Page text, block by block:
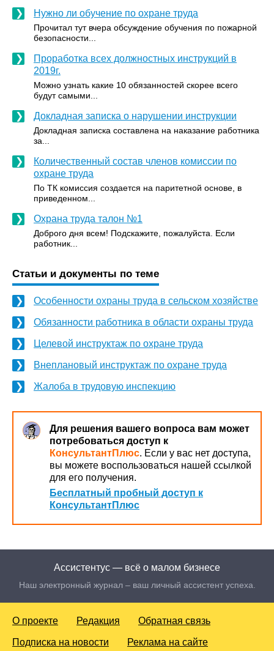
Нужно ли обучение по охране труда
Прочитал тут вчера обсуждение обучения по пожарной
безопасности...
Проработка всех должностных инструкций в
2019г.
Можно узнать какие 10 обязанностей скорее всего
будут самыми...
Докладная записка о нарушении инструкции
Докладная записка составлена на наказание работника
за...
Количественный состав членов комиссии по
охране труда
По ТК комиссия создается на паритетной основе, в
приведенном...
Охрана труда талон №1
Доброго дня всем! Подскажите, пожалуйста. Если
работник...
Статьи и документы по теме
Особенности охраны труда в сельском хозяйстве
Обязанности работника в области охраны труда
Целевой инструктаж по охране труда
Внеплановый инструктаж по охране труда
Жалоба в трудовую инспекцию
Для решения вашего вопроса вам может
потребоваться доступ к
КонсультантПлюс. Если у вас нет доступа,
вы можете воспользоваться нашей ссылкой
для его получения.
Бесплатный пробный доступ к
КонсультантПлюс
Ассистентус — всё о малом бизнесе
Наш электронный журнал – ваш личный ассистент успеха.
О проекте Редакция Обратная связь
Подписка на новости Реклама на сайте